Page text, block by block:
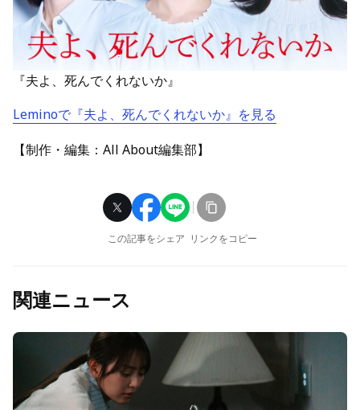
『夫よ、死んでくれないか』
Leminoで『夫よ、死んでくれないか』を見る
【制作・編集：All About編集部】
この記事をシェア リンクをコピー
関連ニュース